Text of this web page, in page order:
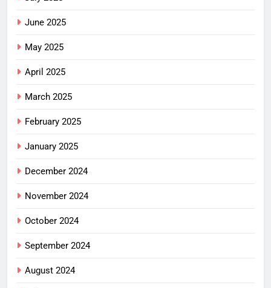
June 2025
May 2025
April 2025
March 2025
February 2025
January 2025
December 2024
November 2024
October 2024
September 2024
August 2024